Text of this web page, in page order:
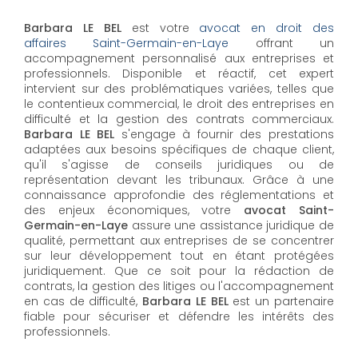
Barbara LE BELest votre avocat en droit des
affaires Saint-Germain-en-Laye offrant un
accompagnement personnalisé aux entreprises et
professionnels. Disponible et réactif, cet expert
intervient sur des problématiques variées, telles que
le contentieux commercial, le droit des entreprises en
difficulté et la gestion des contrats commerciaux.
Barbara LE BEL s'engage à fournir des prestations
adaptées aux besoins spécifiques de chaque client,
qu'il s'agisse de conseils juridiques ou de
représentation devant les tribunaux. Grâce à une
connaissance approfondie des réglementations et
des enjeux économiques, votre avocat Saint-
Germain-en-Laye assure une assistance juridique de
qualité, permettant aux entreprises de se concentrer
sur leur développement tout en étant protégées
juridiquement. Que ce soit pour la rédaction de
contrats, la gestion des litiges ou l'accompagnement
en cas de difficulté, Barbara LE BEL​​​​​​​ est un partenaire
fiable pour sécuriser et défendre les intérêts des
professionnels.